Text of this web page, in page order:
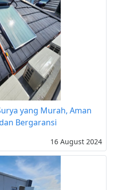
yang Murah, Aman
Bergaransi
16 August 2024